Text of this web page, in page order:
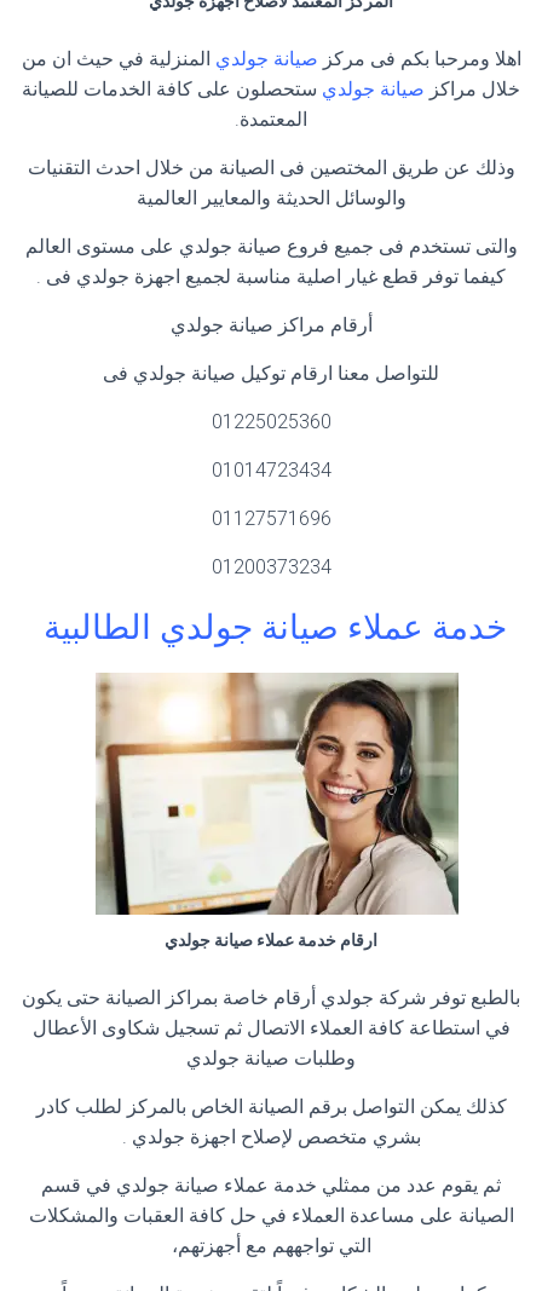
اهلا ومرحبا بكم فى مركز صيانة جولدي المنزلية في حيث ان من
خلال مراكز صيانة جولدي ستحصلون على كافة الخدمات للصيانة
المعتمدة.
وذلك عن طريق المختصين فى الصيانة من خلال احدث التقنيات
والوسائل الحديثة والمعايير العالمية
والتى تستخدم فى جميع فروع صيانة جولدي على مستوى العالم
كيفما توفر قطع غيار اصلية مناسبة لجميع اجهزة جولدي فى .
أرقام مراكز صيانة جولدي
للتواصل معنا ارقام توكيل صيانة جولدي فى
01225025360
01014723434
01127571696
01200373234
خدمة عملاء صيانة جولدي الطالبية
ارقام خدمة عملاء صيانة جولدي
بالطبع توفر شركة جولدي أرقام خاصة بمراكز الصيانة حتى يكون
في استطاعة كافة العملاء الاتصال ثم تسجيل شكاوى الأعطال
وطلبات صيانة جولدي
كذلك يمكن التواصل برقم الصيانة الخاص بالمركز لطلب كادر
بشري متخصص لإصلاح اجهزة جولدي .
ثم يقوم عدد من ممثلي خدمة عملاء صيانة جولدي في قسم
الصيانة على مساعدة العملاء في حل كافة العقبات والمشكلات
التي تواجههم مع أجهزتهم،